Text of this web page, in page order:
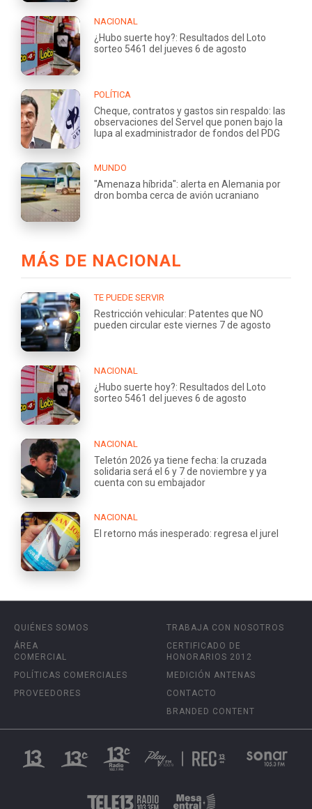
NACIONAL
¿Hubo suerte hoy?: Resultados del Loto
sorteo 5461 del jueves 6 de agosto
POLÍTICA
Cheque, contratos y gastos sin respaldo: las
observaciones del Servel que ponen bajo la
lupa al exadministrador de fondos del PDG
MUNDO
"Amenaza híbrida": alerta en Alemania por
dron bomba cerca de avión ucraniano
MÁS DE NACIONAL
TE PUEDE SERVIR
Restricción vehicular: Patentes que NO
pueden circular este viernes 7 de agosto
NACIONAL
¿Hubo suerte hoy?: Resultados del Loto
sorteo 5461 del jueves 6 de agosto
NACIONAL
Teletón 2026 ya tiene fecha: la cruzada
solidaria será el 6 y 7 de noviembre y ya
cuenta con su embajador
NACIONAL
El retorno más inesperado: regresa el jurel
QUIÉNES SOMOS
ÁREA
COMERCIAL
POLÍTICAS COMERCIALES
PROVEEDORES
TRABAJA CON NOSOTROS
CERTIFICADO DE
HONORARIOS 2012
MEDICIÓN ANTENAS
CONTACTO
BRANDED CONTENT